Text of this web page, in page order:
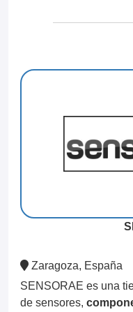
Zaragoza, España
SENSORAE es una
de sensores,